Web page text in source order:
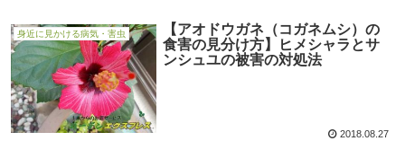
身近に見かける病気・害虫
【アオドウガネ（コガネムシ）の
食害の見分け方】ヒメシャラとサ
ンシュユの被害の対処法
2018.08.27